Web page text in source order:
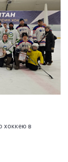
хоккею в